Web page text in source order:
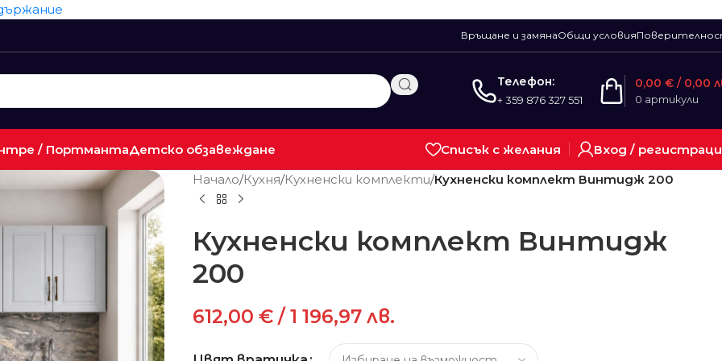
Връщане и замянаОбщи условия
Телефон:
+ 359 876 327 551 0 артикули
0,00 € / 0,00
/ ПортмантаДетско обзавеждане Списък с желания Вход /
Начало/Кухня/Кухненски комплекти/Кухненски комплект Винтидж 200
Кухненски комплект Винтидж
200
612,00 € / 1 196,97 лв.